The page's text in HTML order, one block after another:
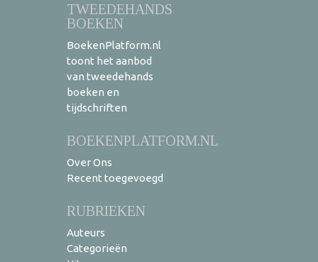
TWEEDEHANDS
BOEKEN
BoekenPlatform.nl
toont het aanbod
van tweedehands
boeken en
tijdschriften
BOEKENPLATFORM.NL
Over Ons
Recent toegevoegd
RUBRIEKEN
Auteurs
Categorieën